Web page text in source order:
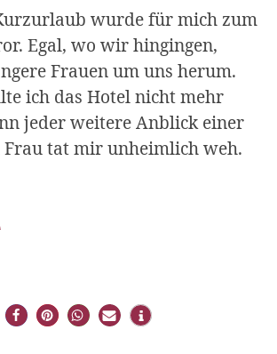
wurde für mich zum
Egal, wo wir hingingen,
Frauen um uns herum.
ich das Hotel nicht mehr
jeder weitere Anblick einer
Frau tat mir unheimlich weh.